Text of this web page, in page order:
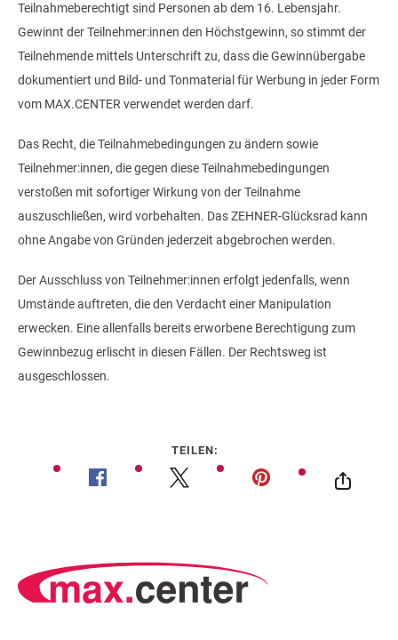
Teilnahmeberechtigt sind Personen ab dem 16. Lebensjahr.
Gewinnt der Teilnehmer:innen den Höchstgewinn, so stimmt der
Teilnehmende mittels Unterschrift zu, dass die Gewinnübergabe
dokumentiert und Bild- und Tonmaterial für Werbung in jeder Form
vom MAX.CENTER verwendet werden darf.
Das Recht, die Teilnahmebedingungen zu ändern sowie
Teilnehmer:innen, die gegen diese Teilnahmebedingungen
verstoßen mit sofortiger Wirkung von der Teilnahme
auszuschließen, wird vorbehalten. Das ZEHNER-Glücksrad kann
ohne Angabe von Gründen jederzeit abgebrochen werden.
Der Ausschluss von Teilnehmer:innen erfolgt jedenfalls, wenn
Umstände auftreten, die den Verdacht einer Manipulation
erwecken. Eine allenfalls bereits erworbene Berechtigung zum
Gewinnbezug erlischt in diesen Fällen. Der Rechtsweg ist
ausgeschlossen.
TEILEN: